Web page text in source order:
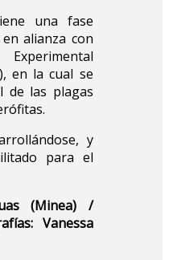
una fase
alianza con
en la cual se
de las plagas
y
para el
(Minea) /
Vanessa